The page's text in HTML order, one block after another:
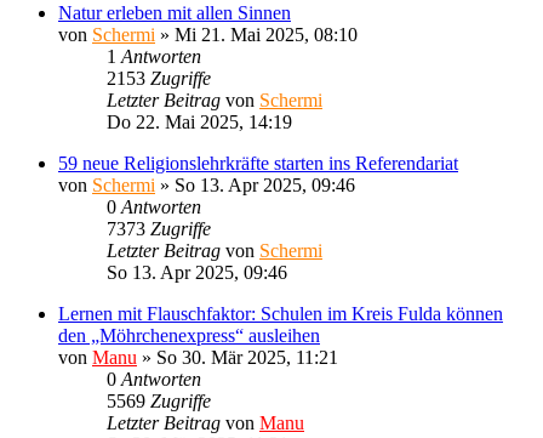
Natur erleben mit allen Sinnen
von Schermi » Mi 21. Mai 2025, 08:10
1 Antworten
2153 Zugriffe
Letzter Beitrag von Schermi
Do 22. Mai 2025, 14:19
59 neue Religionslehrkräfte starten ins Referendariat
von Schermi » So 13. Apr 2025, 09:46
0 Antworten
7373 Zugriffe
Letzter Beitrag von Schermi
So 13. Apr 2025, 09:46
Lernen mit Flauschfaktor: Schulen im Kreis Fulda können
den „Möhrchenexpress“ ausleihen
von Manu » So 30. Mär 2025, 11:21
0 Antworten
5569 Zugriffe
Letzter Beitrag von Manu